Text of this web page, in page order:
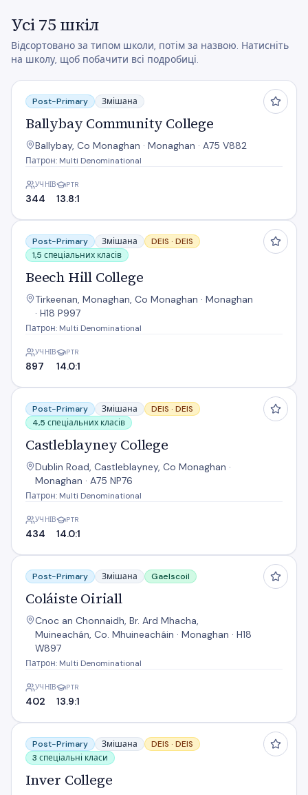
Усі 75 шкіл
Відсортовано за типом школи, потім за назвою. Натисніть
на школу, щоб побачити всі подробиці.
Ballybay Community College
Post-Primary Змішана
Ballybay Community College
Ballybay, Co Monaghan · Monaghan · A75 V882
Патрон: Multi Denominational
УЧНІВ
344
PTR
13.8:1
Beech Hill College
Post-Primary Змішана DEIS · DEIS
1,5 спеціальних класів
Beech Hill College
Tirkeenan, Monaghan, Co Monaghan · Monaghan
· H18 P997
Патрон: Multi Denominational
УЧНІВ
897
PTR
14.0:1
Castleblayney College
Post-Primary Змішана DEIS · DEIS
4,5 спеціальних класів
Castleblayney College
Dublin Road, Castleblayney, Co Monaghan ·
Monaghan · A75 NP76
Патрон: Multi Denominational
УЧНІВ
434
PTR
14.0:1
Coláiste Oiriall
Post-Primary Змішана Gaelscoil
Coláiste Oiriall
Cnoc an Chonnaidh, Br. Ard Mhacha,
Muineachán, Co. Mhuineacháin · Monaghan · H18
W897
Патрон: Multi Denominational
УЧНІВ
402
PTR
13.9:1
Inver College
Post-Primary Змішана DEIS · DEIS
3 спеціальні класи
Inver College